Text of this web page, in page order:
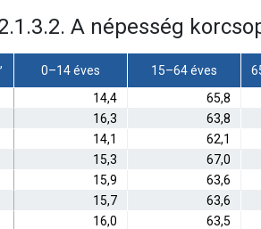
A népesség
0–14 éves 15–64 éves
14,4 65,8
16,3 63,8
14,1 62,1
15,3 67,0
15,9 63,6
15,7 63,6
16,0 63,5